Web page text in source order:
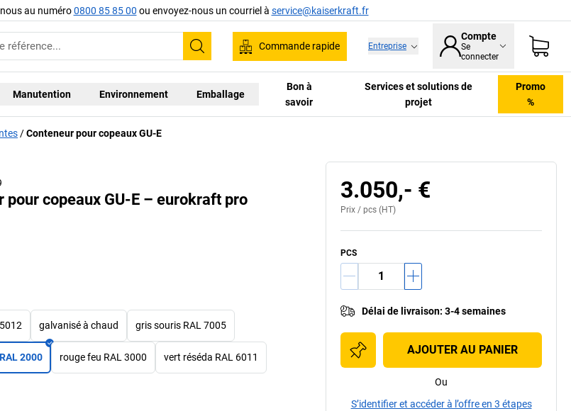
au numéro0800 85 85 00 ou envoyez-nous un courriel à service@kaiserkraft.fr
Recherche
Commande rapide Entreprise
Compte
Se
connecter
Manutention Environnement Emballage
Bon à
savoir
Services et solutions de
projet
Promo
%
Conteneur pour copeaux GU-E
pour copeaux GU-E – eurokraft pro
galvanisé à chaud gris souris RAL 7005
2000 rouge feu RAL 3000 vert réséda RAL 6011
3.050,- €
Prix / pcs (HT)
PCS
Délai de livraison: 3-4 semaines
AJOUTER AU PANIER
Ou
S’identifier et accéder à l’offre en 3 étapes